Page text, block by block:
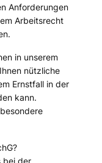
Anforderungen
Arbeitsrecht
in unserem
nützliche
Ernstfall in der
kann.
bei der